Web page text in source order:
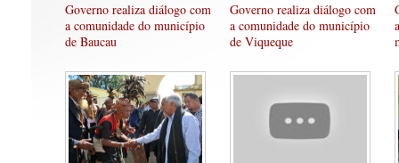
Governo realiza diálogo com
a comunidade do município
de Baucau
Governo realiza diálogo com
a comunidade do município
de Viqueque